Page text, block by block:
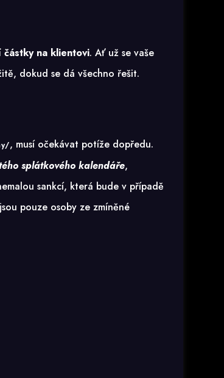
částky na klientovi. Ať už se vaše
dokud se dá všechno řešit.
, musí očekávat potíže dopředu.
splátkového kalendáře,
sankcí, která bude v případě
pouze osoby ze zmíněné